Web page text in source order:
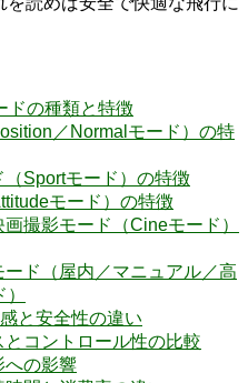
ドの種類と特徴
／Normalモード）の特
（Sportモード）の特徴
モード）の特徴
撮影モード（Cineモード）
ード（屋内／マニュアル／高
と安全性の違い
コントロール性の比較
への影響